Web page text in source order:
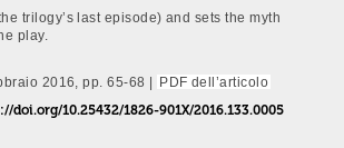
trilogy’s last episode) and sets the myth
play.
2016, pp. 65-68 | PDF dell’articolo
doi.org/10.25432/1826-901X/2016.133.0005